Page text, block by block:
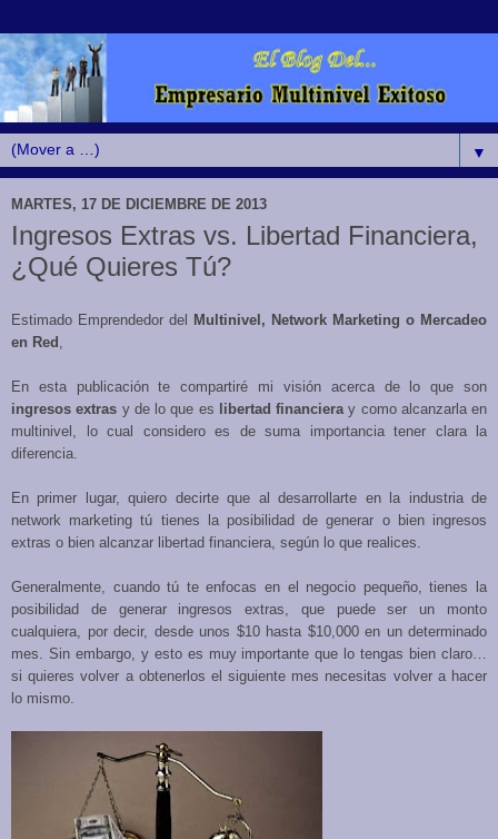
▼
MARTES, 17 DE DICIEMBRE DE 2013
Ingresos Extras vs. Libertad Financiera,
¿Qué Quieres Tú?
Estimado Emprendedor del
Multinivel, Network Marketing o Mercadeo
en Red ,
En esta publicación te compartiré mi visión acerca de lo que son
ingresos extras y de lo que es libertad financieray como alcanzarla en
multinivel, lo cual considero es de suma importancia tener clara la
diferencia.
En primer lugar, quiero decirte que al desarrollarte en la industria de
network marketing tú tienes la posibilidad de generar o bien ingresos
extras o bien alcanzar libertad financiera, según lo que realices.
Generalmente, cuando tú te enfocas en el negocio pequeño, tienes la
posibilidad de generar ingresos extras, que puede ser un monto
cualquiera, por decir, desde unos $10 hasta $10,000 en un determinado
mes. Sin embargo, y esto es muy importante que lo tengas bien claro…
si quieres volver a obtenerlos el siguiente mes necesitas volver a hacer
lo mismo.